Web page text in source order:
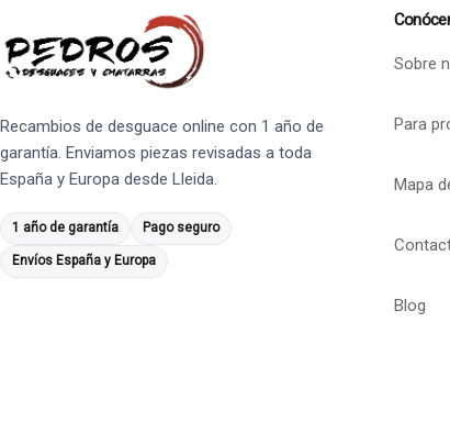
Recambios de desguace online con 1 año de
garantía. Enviamos piezas revisadas a toda
España y Europa desde Lleida.
1 año de garantía Pago seguro
Envíos España y Europa
Sobre
Para
Mapa
Blog